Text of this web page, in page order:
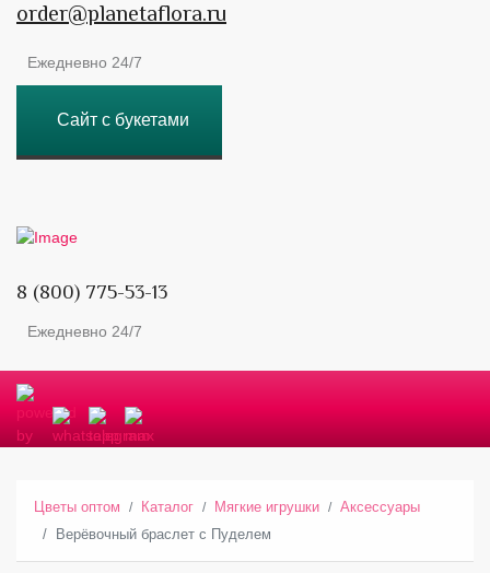
order@planetaflora.ru
Ежедневно 24/7
Сайт с букетами
8 (800) 775-53-13
Ежедневно 24/7
Цветы оптом Каталог Мягкие игрушки
Аксессуары
Верёвочный браслет с Пуделем